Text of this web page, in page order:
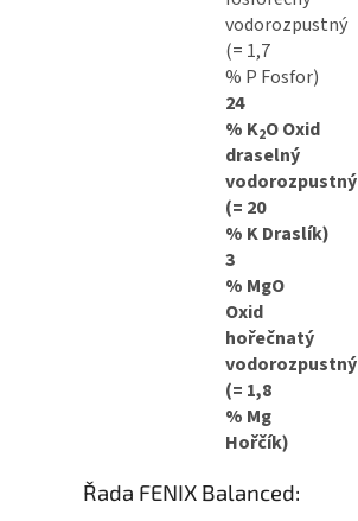
vodorozpustný
(= 1,7
% P Fosfor)
24
% K2O Oxid
draselný
vodorozpustný
(= 20
% K Draslík)
3
% MgO
Oxid
hořečnatý
vodorozpustný
(= 1,8
% Mg
Hořčík)
Řada FENIX Balanced: